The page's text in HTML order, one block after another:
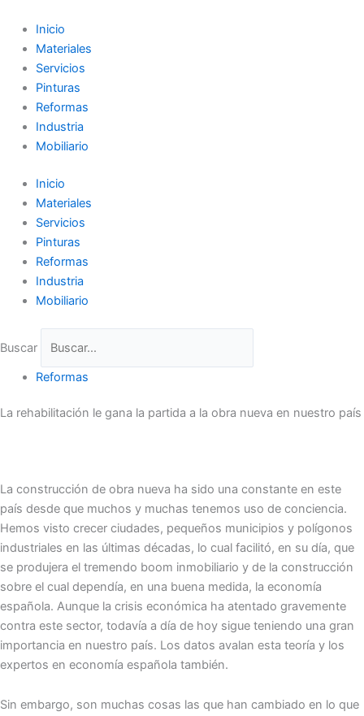
contenido
Inicio
Materiales
Servicios
Pinturas
Reformas
Industria
Mobiliario
Inicio
Materiales
Servicios
Pinturas
Reformas
Industria
Mobiliario
Buscar
Reformas
La rehabilitación le gana la partida a la obra nueva en nuestro país
La construcción de obra nueva ha sido una constante en este
país desde que muchos y muchas tenemos uso de conciencia.
Hemos visto crecer ciudades, pequeños municipios y polígonos
industriales en las últimas décadas, lo cual facilitó, en su día, que
se produjera el tremendo boom inmobiliario y de la construcción
sobre el cual dependía, en una buena medida, la economía
española. Aunque la crisis económica ha atentado gravemente
contra este sector, todavía a día de hoy sigue teniendo una gran
importancia en nuestro país. Los datos avalan esta teoría y los
expertos en economía española también.
Sin embargo, son muchas cosas las que han cambiado en lo que